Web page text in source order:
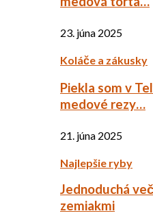
23. júna 2025
Koláče a zákusky
Piekla som v
medové rezy…
21. júna 2025
Najlepšie ryby
Jednoduchá
zemiakmi